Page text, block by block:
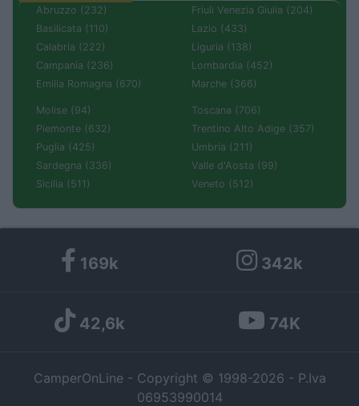
Abruzzo (232)
Basilicata (110)
Calabria (222)
Campania (236)
Emilia Romagna (670)
Friuli Venezia Giulia (204)
Lazio (433)
Liguria (138)
Lombardia (452)
Marche (366)
Molise (94)
Piemonte (632)
Puglia (425)
Sardegna (336)
Sicilia (511)
Toscana (706)
Trentino Alto Adige (357)
Umbria (211)
Valle d'Aosta (99)
Veneto (512)
169k 342k
42,6k 74K
CamperOnLine - Copyright © 1998-2026 - P.Iva
06953990014